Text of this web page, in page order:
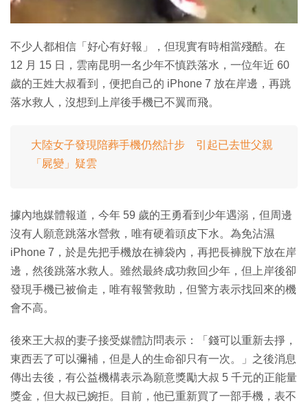
不少人都相信「好心有好報」，但現實有時相當殘酷。在
12 月 15 日，雲南昆明一名少年不慎跌落水，一位年近 60
歲的王姓大叔看到，便把自己的 iPhone 7 放在岸邊，再跳
落水救人，沒想到上岸後手機已不翼而飛。
大陸女子發現陪葬手機仍然計步 引起已去世父親
「屍變」疑雲
據內地媒體報道，今年 59 歲的王勇看到少年遇溺，但周邊
沒有人願意跳落水營救，唯有硬着頭皮下水。為免沾濕
iPhone 7，於是先把手機放在褲袋內，再把長褲脫下放在岸
邊，然後跳落水救人。雖然最終成功救回少年，但上岸後卻
發現手機已被偷走，唯有報警救助，但警方表示找回來的機
會不高。
後來王大叔的妻子接受媒體訪問表示：「錢可以重新去掙，
東西丟了可以彌補，但是人的生命卻只有一次。」之後消息
傳出去後，有公益機構表示為願意獎勵大叔 5 千元的正能量
獎金，但大叔已婉拒。目前，他已重新買了一部手機，表不